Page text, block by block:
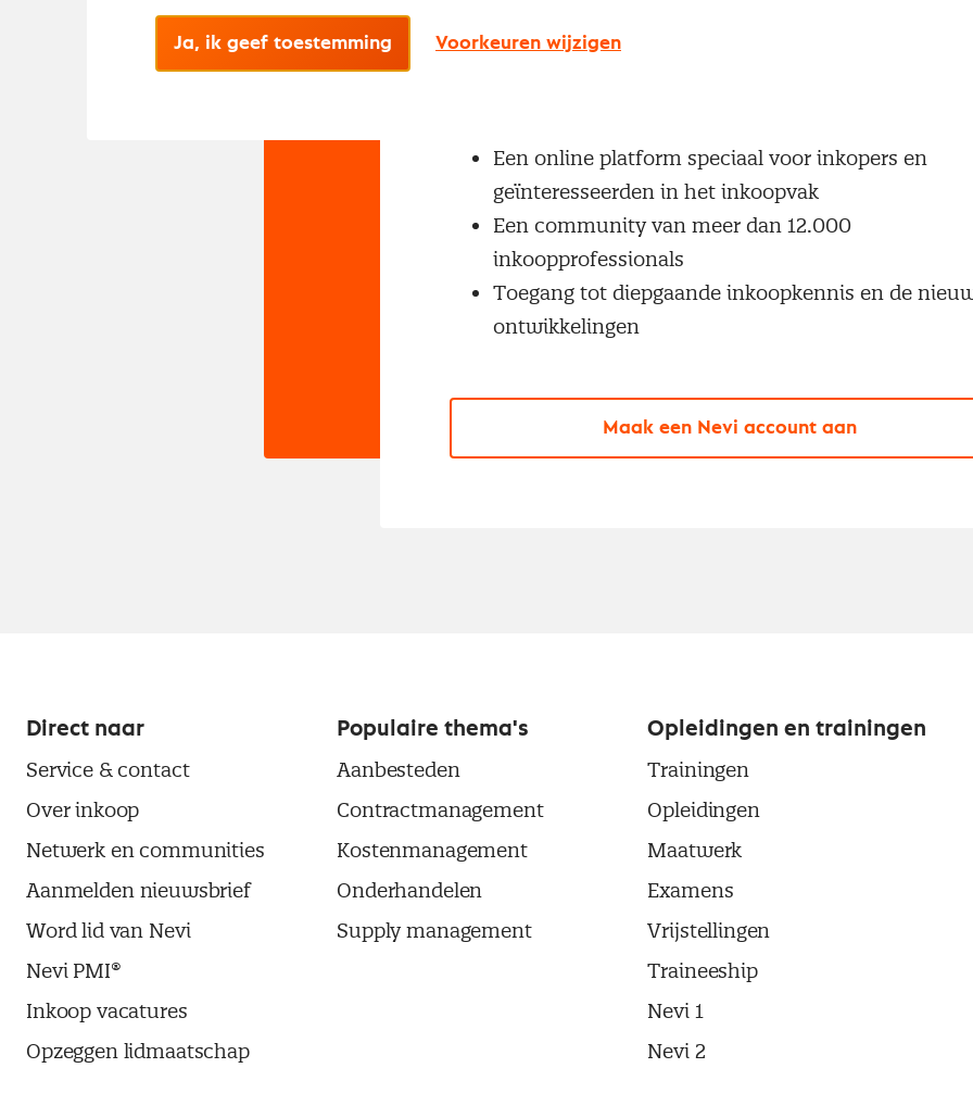
Nog geen Nevi account?
Een online platform speciaal voor inkopers en
geïnteresseerden in het inkoopvak
Een community van meer dan 12.000
inkoopprofessionals
Toegang tot diepgaande inkoopkennis en de
ontwikkelingen
Maak een Nevi account aan
Direct naar
Service & contact
Over inkoop
Netwerk en communities
Aanmelden nieuwsbrief
Word lid van Nevi
Nevi PMI®
Inkoop vacatures
Opzeggen lidmaatschap
Populaire thema's
Aanbesteden
Contractmanagement
Kostenmanagement
Onderhandelen
Supply management
Opleidingen en trainingen
Trainingen
Opleidingen
Maatwerk
Examens
Vrijstellingen
Traineeship
Nevi 1
Nevi 2
Ja, ik geef toestemming Voorkeuren wijzigen